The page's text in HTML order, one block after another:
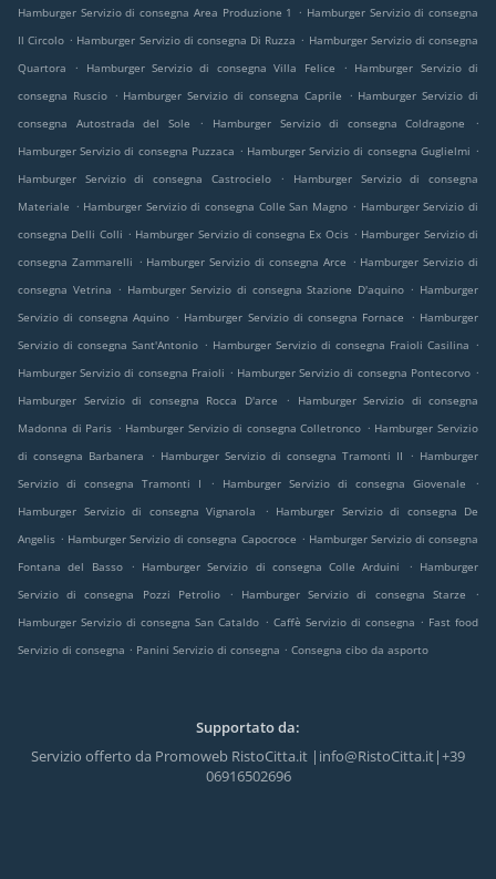
Hamburger Servizio di consegna Area Produzione 1
. Hamburger Servizio di consegna
Il Circolo . Hamburger Servizio di consegna Di Ruzza . Hamburger Servizio di consegna
Quartora
. Hamburger Servizio di consegna Villa Felice . Hamburger Servizio di
consegna Ruscio . Hamburger Servizio di consegna Caprile . Hamburger Servizio di
consegna Autostrada del Sole
. Hamburger Servizio di consegna Coldragone
.
Hamburger Servizio di consegna Puzzaca . Hamburger Servizio di consegna Guglielmi .
Hamburger Servizio di consegna Castrocielo
.
Hamburger Servizio di consegna
Materiale . Hamburger Servizio di consegna Colle San Magno . Hamburger Servizio di
consegna Delli Colli . Hamburger Servizio di consegna Ex Ocis . Hamburger Servizio di
consegna Zammarelli . Hamburger Servizio di consegna Arce . Hamburger Servizio di
consegna Vetrina . Hamburger Servizio di consegna Stazione D'aquino . Hamburger
Servizio di consegna Aquino . Hamburger Servizio di consegna Fornace . Hamburger
Servizio di consegna Sant'Antonio . Hamburger Servizio di consegna Fraioli Casilina .
Hamburger Servizio di consegna Fraioli . Hamburger Servizio di consegna Pontecorvo .
Hamburger Servizio di consegna Rocca D'arce
.
Hamburger Servizio di consegna
Madonna di Paris . Hamburger Servizio di consegna Colletronco . Hamburger Servizio
di consegna Barbanera
. Hamburger Servizio di consegna Tramonti II . Hamburger
Servizio di consegna Tramonti I
. Hamburger Servizio di consegna Giovenale
.
Hamburger Servizio di consegna Vignarola
. Hamburger Servizio di consegna De
Angelis . Hamburger Servizio di consegna Capocroce . Hamburger Servizio di consegna
Fontana del Basso
. Hamburger Servizio di consegna Colle Arduini . Hamburger
Servizio di consegna Pozzi Petrolio
. Hamburger Servizio di consegna Starze
.
Hamburger Servizio di consegna San Cataldo . Caffè Servizio di consegna . Fast food
Servizio di consegna . Panini Servizio di consegna . Consegna cibo da asporto
Supportato da:
Servizio offerto da Promoweb RistoCitta.it |info@RistoCitta.it|+39
06916502696